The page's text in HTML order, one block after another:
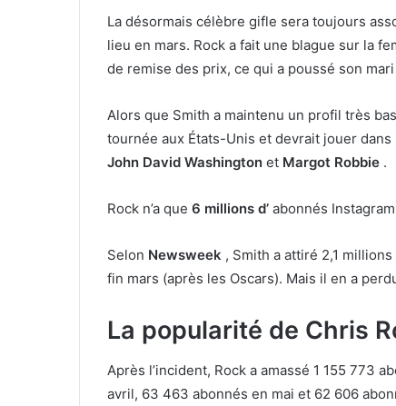
La désormais célèbre gifle sera toujours
lieu en mars. Rock a fait une blague sur la
de remise des prix, ce qui a poussé son
Alors que Smith a maintenu un profil très
tournée aux États-Unis et devrait jouer
John David Washington et Margot Robbie .
Rock n’a que 6 millions d’ abonnés
Selon Newsweek , Smith a attiré 2,1
fin mars (après les Oscars). Mais il en a
La popularité de Chris
Après l’incident, Rock a amassé 1 155 773
avril, 63 463 abonnés en mai et 62 606